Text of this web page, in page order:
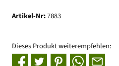
Artikel-Nr:7883
Dieses Produkt weiterempfehlen: